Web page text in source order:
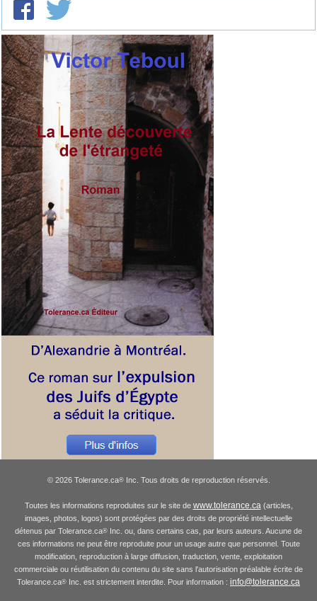
© 2026 Tolerance.ca®Inc. Tous droits de reproduction réservés.
Toutes les informations reproduites sur le site de www.tolerance.ca(articles,
images, photos, logos) sont protégées par des droits de propriété intellectuelle
détenus par Tolerance.ca® Inc. ou, dans certains cas, par leurs auteurs. Aucune de
ces informations ne peut être reproduite pour un usage autre que personnel. Toute
modification, reproduction à large diffusion, traduction, vente, exploitation
commerciale ou réutilisation du contenu du site sans l'autorisation préalable écrite de
Tolerance.ca® Inc. est strictement interdite. Pour information : info@tolerance.ca